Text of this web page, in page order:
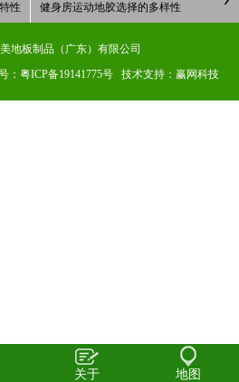
性
健身房运动地胶选择的多样性
地板制品（广东）有限公司
： 粤ICP备19141775号 技术支持：赢网科技
关于 地图